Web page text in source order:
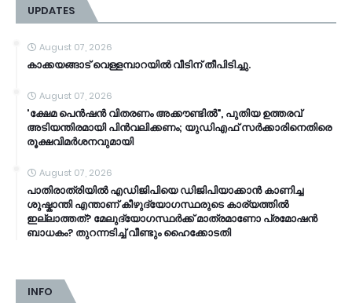
UPDATES
August 07, 2026
കാക്കയങ്ങാട് വെള്ളമ്പാറയിൽ വീടിന് തീപിടിച്ചു.
August 07, 2026
'ക്ഷേമ പെൻഷൻ വിതരണം അക്കൗണ്ടിൽ", പുതിയ ഉത്തരവ്
അടിയന്തിരമായി പിൻവലിക്കണം; യുഡിഎഫ് സർക്കാരിനെതിരെ
രൂക്ഷവിമർശനവുമായി
August 07, 2026
പാതിരാത്രിയിൽ എഡിജിപിയെ ഡിജിപിയാക്കാൻ കാണിച്ച
ശുഷ്കാന്തി എന്താണ് കീഴുദ്യോഗസ്ഥരുടെ കാര്യത്തിൽ
ഇല്ലാത്തത്? മേലുദ്യോഗസ്ഥർക്ക് മാത്രമാണോ പ്രമോഷൻ
ബാധകം? തുറന്നടിച്ച് വീണ്ടും ഹൈക്കോടതി
INFO